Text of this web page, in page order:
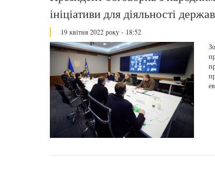
ініціативи для діяльності
19 квітня 2022 року - 18:52